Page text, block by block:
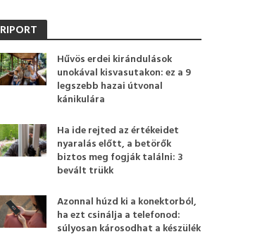
RIPORT
Hűvös erdei kirándulások
unokával kisvasutakon: ez a 9
legszebb hazai útvonal
kánikulára
Ha ide rejted az értékeidet
nyaralás előtt, a betörők
biztos meg fogják találni: 3
bevált trükk
Azonnal húzd ki a konektorból,
ha ezt csinálja a telefonod:
súlyosan károsodhat a készülék